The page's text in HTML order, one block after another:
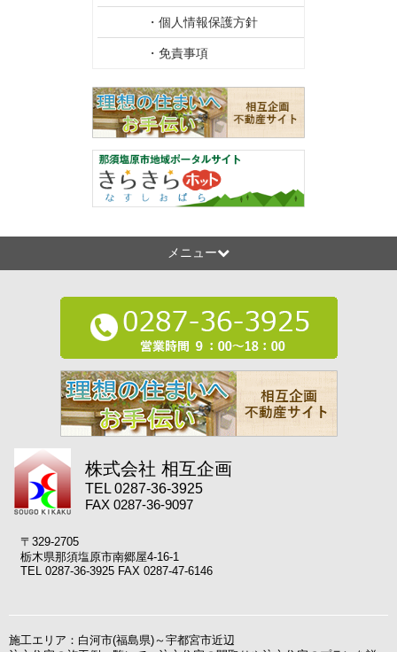
・個人情報保護方針
・免責事項
メニュー
株式会社 相互企画
TEL 0287-36-3925
FAX 0287-36-9097
〒329-2705
栃木県那須塩原市南郷屋4-16-1
TEL 0287-36-3925 FAX 0287-47-6146
施工エリア：白河市(福島県)～宇都宮市近辺